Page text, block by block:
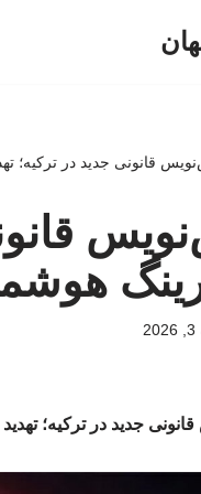
قانونی جدید در ترکیه؛
جدید در ترکیه؛